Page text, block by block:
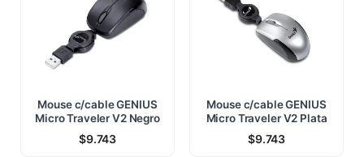
Mouse c/cable GENIUS
Micro Traveler V2 Negro
$9.743
Mouse c/cable GENIUS
Micro Traveler V2 Plata
$9.743